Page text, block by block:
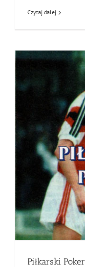
Czytaj dalej
Piłkarski Poker